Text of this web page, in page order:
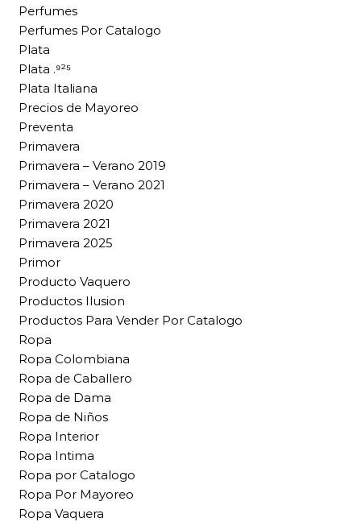
Perfumes
Perfumes Por Catalogo
Plata
Plata .⁹²⁵
Plata Italiana
Precios de Mayoreo
Preventa
Primavera
Primavera – Verano 2019
Primavera – Verano 2021
Primavera 2020
Primavera 2021
Primavera 2025
Primor
Producto Vaquero
Productos Ilusion
Productos Para Vender Por Catalogo
Ropa
Ropa Colombiana
Ropa de Caballero
Ropa de Dama
Ropa de Niños
Ropa Interior
Ropa Intima
Ropa por Catalogo
Ropa Por Mayoreo
Ropa Vaquera